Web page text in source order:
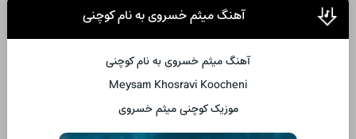
آهنگ میثم خسروی به نام کوچنی
آهنگ میثم خسروی به نام کوچنی
Meysam Khosravi Koocheni
موزیک کوچنی میثم خسروی